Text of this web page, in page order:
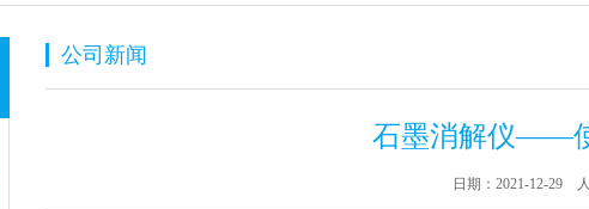
公司新闻
石墨消解仪——
日期：2021-12-29